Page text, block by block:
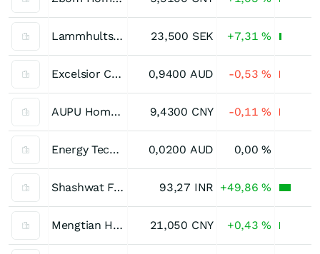
Lammhults Design Group (B) 23,500 SEK +7,31%
Excelsior Capital 0,9400 AUD -0,53%
AUPU Home Style Limited Registered (A) 9,4300 CNY -0,11%
Energy Technologies 0,0200 AUD 0,00%
Shashwat Furnishing Solutions 93,27 INR +49,86%
Mengtian Home Group Registered (A) 21,050 CNY +0,43%